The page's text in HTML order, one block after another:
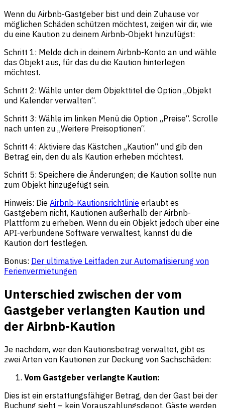
Wenn du Airbnb-Gastgeber bist und dein Zuhause vor
möglichen Schäden schützen möchtest, zeigen wir dir, wie
du eine Kaution zu deinem Airbnb-Objekt hinzufügst:
Schritt 1: Melde dich in deinem Airbnb-Konto an und wähle
das Objekt aus, für das du die Kaution hinterlegen
möchtest.
Schritt 2: Wähle unter dem Objekttitel die Option „Objekt
und Kalender verwalten“.
Schritt 3: Wähle im linken Menü die Option „Preise“. Scrolle
nach unten zu „Weitere Preisoptionen“.
Schritt 4: Aktiviere das Kästchen „Kaution“ und gib den
Betrag ein, den du als Kaution erheben möchtest.
Schritt 5: Speichere die Änderungen; die Kaution sollte nun
zum Objekt hinzugefügt sein.
Hinweis: Die Airbnb-Kautionsrichtlinie erlaubt es
Gastgebern nicht, Kautionen außerhalb der Airbnb-
Plattform zu erheben. Wenn du ein Objekt jedoch über eine
API-verbundene Software verwaltest, kannst du die
Kaution dort festlegen.
Bonus: Der ultimative Leitfaden zur Automatisierung von
Ferienvermietungen
Unterschied zwischen der vom
Gastgeber verlangten Kaution und
der Airbnb-Kaution
Je nachdem, wer den Kautionsbetrag verwaltet, gibt es
zwei Arten von Kautionen zur Deckung von Sachschäden:
Vom Gastgeber verlangte Kaution:
Dies ist ein erstattungsfähiger Betrag, den der Gast bei der
Buchung sieht – kein Vorauszahlungsdepot. Gäste werden